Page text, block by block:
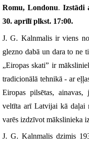
Romu, Londonu. Izstādi
30. aprīlī plkst. 17:00.
J. G. Kalnmalis ir viens
glezno dabā un dara to ne
„Eiropas skati” ir
tradicionālā tehnikā - ar
Eiropas pilsētas,
veltīta arī Latvijai kā daļai
varēs izdzīvot mākslinieka
J. G. Kalnmalis dzimis